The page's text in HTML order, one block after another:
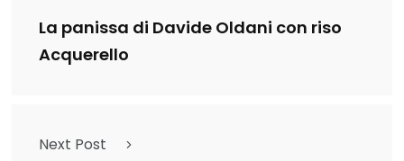
La panissa di Davide Oldani con riso
Acquerello
Next Post